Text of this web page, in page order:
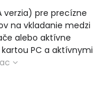
verzia) pre precízne
na vkladanie medzi
alebo aktívne
PC a aktívnymi